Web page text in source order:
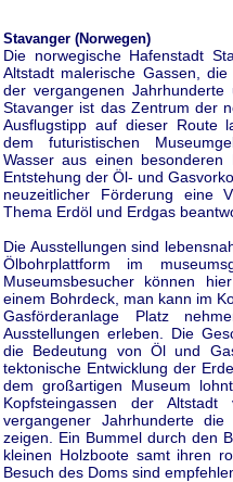
Stavanger (Norwegen)
Die norwegische Hafenstadt
Altstadt malerische Gassen,
der vergangenen Jahrhunderte
Stavanger ist das Zentrum der
Ausflugstipp auf dieser Route
dem futuristischen
Wasser aus einen
Entstehung der Öl- und
neuzeitlicher Förderung eine
Thema Erdöl und Erdgas
Die Ausstellungen sind
Ölbohrplattform im
Museumsbesucher können
einem Bohrdeck, man kann im
Gasförderanlage Platz
Ausstellungen erleben. Die
die Bedeutung von Öl und
tektonische Entwicklung der
dem großartigen Museum
Kopfsteingassen der
vergangener Jahrhunderte
zeigen. Ein Bummel durch den
kleinen Holzboote samt ihren
Besuch des Doms sind